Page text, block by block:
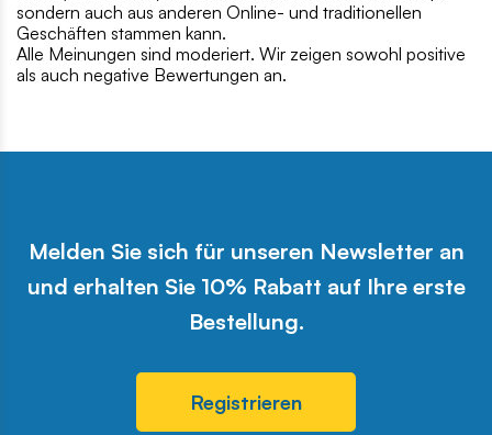
sondern auch aus anderen Online- und traditionellen
Geschäften stammen kann.
Alle Meinungen sind moderiert. Wir zeigen sowohl positive
als auch negative Bewertungen an.
Melden Sie sich für unseren Newsletter an
und erhalten Sie 10% Rabatt auf Ihre erste
Bestellung.
Registrieren